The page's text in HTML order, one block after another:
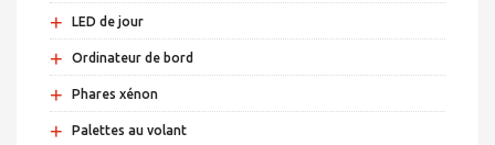
+ LED de jour
+ Ordinateur de bord
+ Phares xénon
+ Palettes au volant